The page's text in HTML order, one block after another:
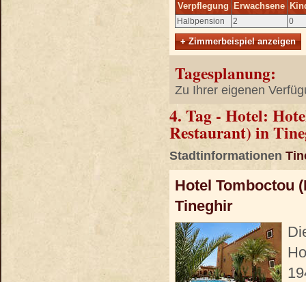
Verpflegung Erwachsene
Halbpension 2 0
+ Zimmerbeispiel anzeigen
Tagesplanung:
Zu Ihrer eigenen
4. Tag - Hotel:
Restaurant) in
Stadtinformationen
Hotel Tomboctou
Tineghir